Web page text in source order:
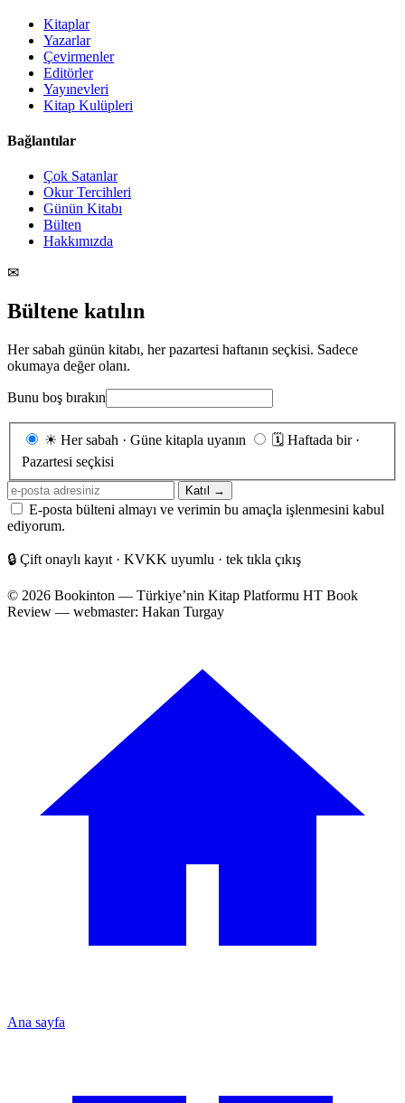
Kitaplar
Yazarlar
Çevirmenler
Editörler
Yayınevleri
Kitap Kulüpleri
Bağlantılar
Çok Satanlar
Okur Tercihleri
Günün Kitabı
Bülten
Hakkımızda
✉
Bültene katılın
Her sabah günün kitabı, her pazartesi haftanın seçkisi. Sadece
okumaya değer olanı.
Bunu boş bırakın
Gönderim
☀ Her sabah · Güne kitapla uyanın 🗓 Haftada bir ·
Pazartesi seçkisi
E-
posta
adresiniz
Katıl →
E-posta bülteni almayı ve verimin bu amaçla işlenmesini kabul
ediyorum.
🔒 Çift onaylı kayıt · KVKK uyumlu · tek tıkla çıkış
© 2026 Bookinton — Türkiye’nin Kitap Platformu HT Book
Review — webmaster: Hakan Turgay
Ana sayfa